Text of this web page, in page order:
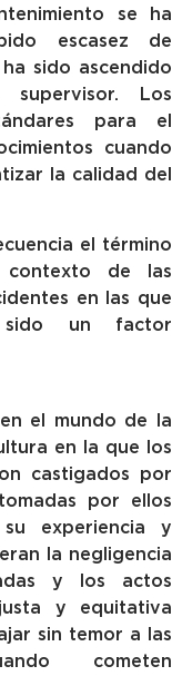
se ha
escasez de
sido ascendido
Los
para el
cuando
la calidad del
el término
contexto de las
en las que
sido un factor
el mundo de la
en la que los
castigados por
por ellos
experiencia y
la negligencia
y los actos
y equitativa
sin temor a las
cometen